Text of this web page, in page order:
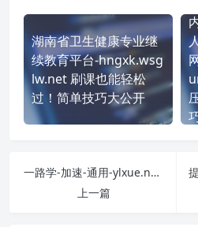
湖南省卫生健康专业继
续教育平台-hngxk.wsg
lw.net 刷课也能轻松
过！简单技巧大公开
一路学-加速-通用-ylxue.net 课程学习无压力！教你高效刷题技巧
上一篇